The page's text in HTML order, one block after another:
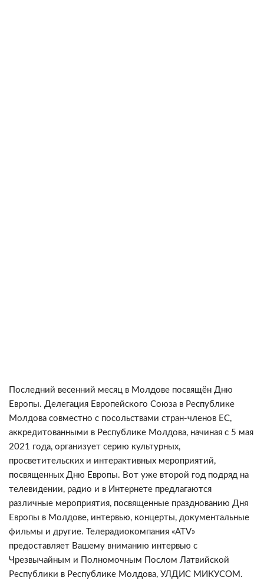
Последний весенний месяц в Молдове посвящён Дню
Европы. Делегация Европейского Союза в Республике
Молдова совместно с посольствами стран-членов ЕС,
аккредитованными в Республике Молдова, начиная с 5 мая
2021 года, организует серию культурных,
просветительских и интерактивных мероприятий,
посвященных Дню Европы. Вот уже второй год подряд на
телевидении, радио и в Интернете предлагаются
различные мероприятия, посвященные празднованию Дня
Европы в Молдове, интервью, концерты, документальные
фильмы и другие. Телерадиокомпания «ATV»
предоставляет Вашему вниманию интервью с
Чрезвычайным и Полномочным Послом Латвийской
Республики в Республике Молдова, УЛДИС МИКУСОМ.